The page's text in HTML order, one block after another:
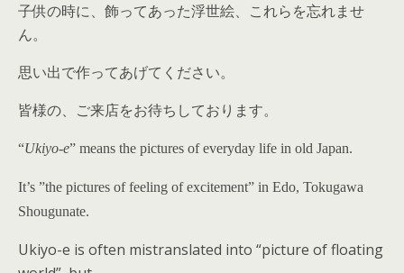
子供の時に、飾ってあった浮世絵、これらを忘れませ
ん。
思い出で作ってあげてください。
皆様の、ご来店をお待ちしております。
“Ukiyo-e” means the pictures of everyday life in old Japan.
It’s ”the pictures of feeling of excitement” in Edo, Tokugawa
Shougunate.
Ukiyo-e is often mistranslated into “picture of floating